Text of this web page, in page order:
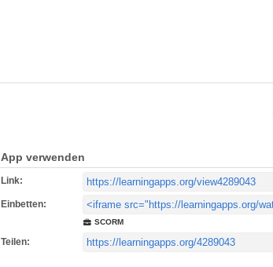
App verwenden
Link:
Einbetten:
SCORM
Teilen: